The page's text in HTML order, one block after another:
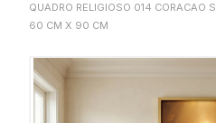
QUADRO RELIGIOSO 014 CORACAO
60 CM X 90 CM